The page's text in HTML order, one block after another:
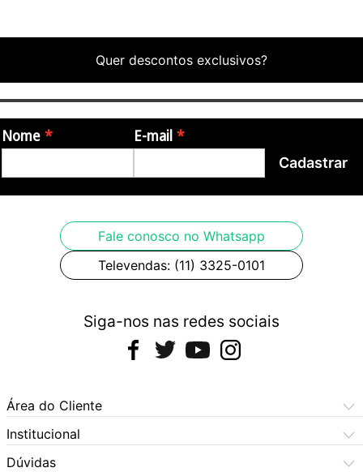
Quer descontos exclusivos?
Nome E-mail
Cadastrar
Fale conosco no Whatsapp
Televendas: (11) 3325-0101
Siga-nos nas redes sociais
Área do Cliente
Meus Pedidos
Meus Dados
Institucional
Central de Atendimento
Dúvidas